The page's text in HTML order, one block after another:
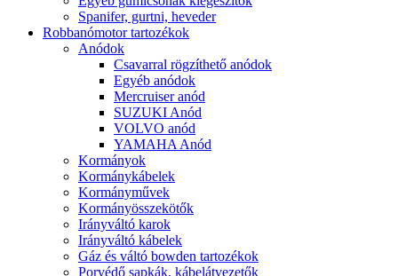
Spanifer, gurtni, heveder
Robbanómotor tartozékok
Anódok
Csavarral rögzíthető anódok
Egyéb anódok
Mercruiser anód
SUZUKI Anód
VOLVO anód
YAMAHA Anód
Kormányok
Kormánykábelek
Kormányművek
Kormányösszekötők
Irányváltó karok
Irányváltó kábelek
Gáz és váltó bowden tartozékok
Porvédő sapkák, kábelátvezetők